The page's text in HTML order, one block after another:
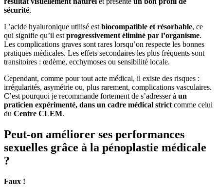
sécurité.
L’acide hyaluronique utilisé est biocompatible et résorbable, ce
qui signifie qu’il est progressivement éliminé par l’organisme.
Les complications graves sont rares lorsqu’on respecte les bonnes
pratiques médicales. Les effets secondaires les plus fréquents sont
transitoires : œdème, ecchymoses ou sensibilité locale.
Cependant, comme pour tout acte médical, il existe des risques :
irrégularités, asymétrie ou, plus rarement, complications vasculaires.
C’est pourquoi je recommande fortement de s’adresser à un
praticien expérimenté, dans un cadre médical strict comme celui
du Centre CLEM.
Peut-on améliorer ses performances
sexuelles grâce à la pénoplastie médicale
?
Faux !